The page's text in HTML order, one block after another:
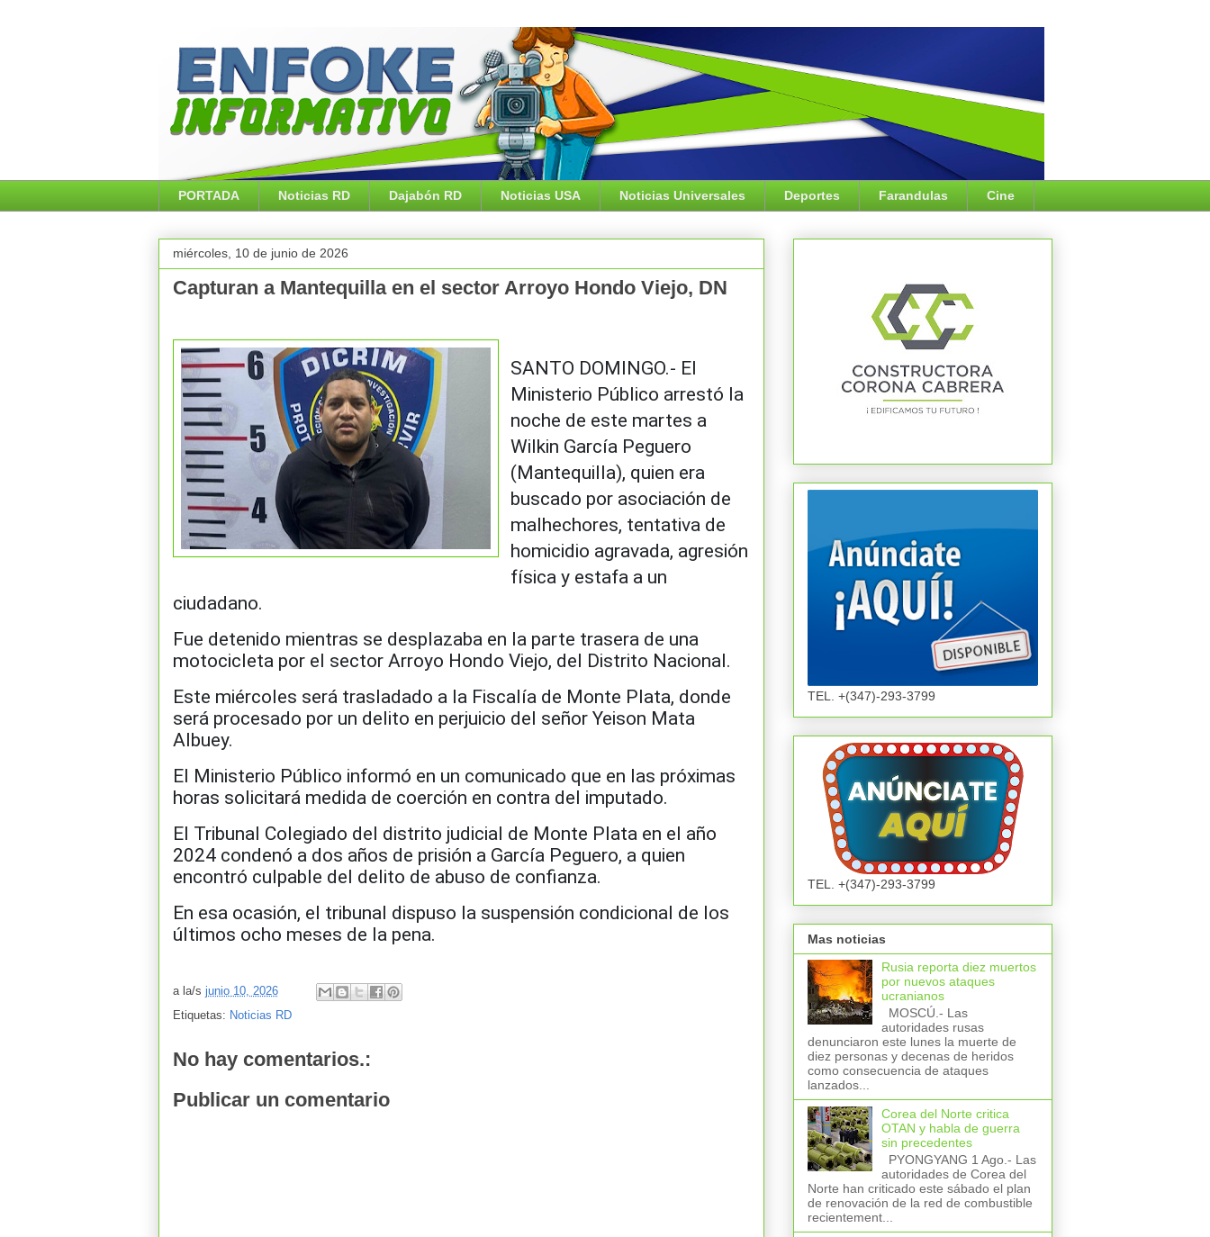
PORTADA Noticias RD Dajabón RD Noticias USA Noticias Universales Deportes Farandulas Cine
miércoles, 10 de junio de 2026
Capturan a Mantequilla en el sector Arroyo Hondo Viejo, DN
SANTO DOMINGO.- El
Ministerio Público arrestó la
noche de este martes a
Wilkin García Peguero
(Mantequilla), quien era
buscado por asociación de
malhechores, tentativa de
homicidio agravada, agresión
física y estafa a un
ciudadano.
Fue detenido mientras se desplazaba en la parte trasera de una
motocicleta por el sector Arroyo Hondo Viejo, del Distrito Nacional.
Este miércoles será trasladado a la Fiscalía de Monte Plata, donde
será procesado por un delito en perjuicio del señor Yeison Mata
Albuey.
El Ministerio Público informó en un comunicado que en las próximas
horas solicitará medida de coerción en contra del imputado.
El Tribunal Colegiado del distrito judicial de Monte Plata en el año
2024 condenó a dos años de prisión a García Peguero, a quien
encontró culpable del delito de abuso de confianza.
En esa ocasión, el tribunal dispuso la suspensión condicional de los
últimos ocho meses de la pena.
a la/s junio 10, 2026
Etiquetas: Noticias RD
No hay comentarios.:
Publicar un comentario
TEL. +(347)-293-3799
TEL. +(347)-293-3799
Mas noticias
Rusia reporta diez muertos
por nuevos ataques
ucranianos
MOSCÚ.- Las
autoridades rusas
denunciaron este lunes la muerte de
diez personas y decenas de heridos
como consecuencia de ataques
lanzados...
Corea del Norte critica
OTAN y habla de guerra
sin precedentes
PYONGYANG 1 Ago.- Las
autoridades de Corea del
Norte han criticado este sábado el plan
de renovación de la red de combustible
recientement...